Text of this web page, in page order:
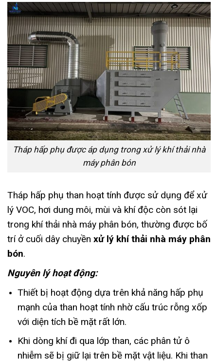
Tháp hấp phụ được áp dụng trong xử lý khí thải nhà
máy phân bón
Tháp hấp phụ than hoạt tính được sử dụng để xử
lý VOC, hơi dung môi, mùi và khí độc còn sót lại
trong khí thải nhà máy phân bón, thường được bố
trí ở cuối dây chuyền xử lý khí thải nhà máy phân
bón.
Nguyên lý hoạt động:
Thiết bị hoạt động dựa trên khả năng hấp phụ
mạnh của than hoạt tính nhờ cấu trúc rỗng xốp
với diện tích bề mặt rất lớn.
Khi dòng khí đi qua lớp than, các phân tử ô
nhiễm sẽ bị giữ lại trên bề mặt vật liệu. Khi than